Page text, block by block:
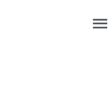
menu